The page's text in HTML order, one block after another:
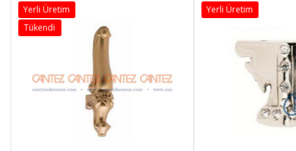
Yerli Üretim
Tükendi
Yerli Üretim